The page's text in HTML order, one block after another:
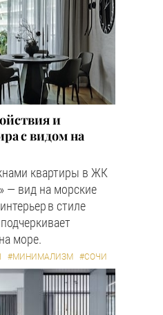
и
с видом на
квартиры в ЖК
— вид на морские
в стиле
море.
#МИНИМАЛИЗМ #СОЧИ